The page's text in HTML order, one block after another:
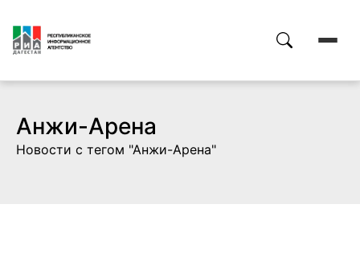
Анжи-Арена
Новости с тегом "Анжи-Арена"